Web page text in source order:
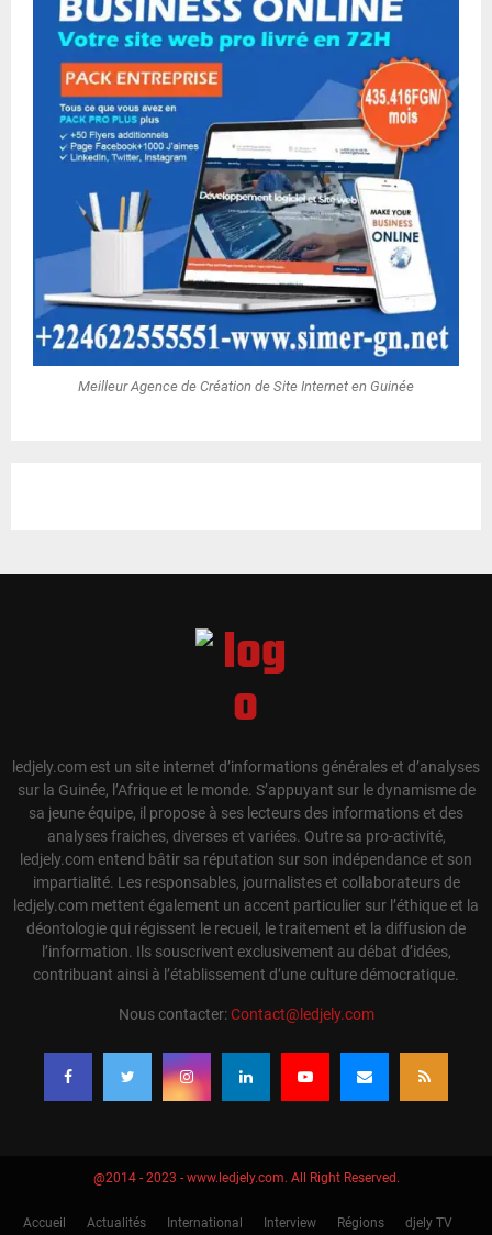
Meilleur Agence de Création de Site Internet en Guinée
ledjely.com est un site internet d’informations générales et d’analyses
sur la Guinée, l’Afrique et le monde. S’appuyant sur le dynamisme de
sa jeune équipe, il propose à ses lecteurs des informations et des
analyses fraiches, diverses et variées. Outre sa pro-activité,
ledjely.com entend bâtir sa réputation sur son indépendance et son
impartialité. Les responsables, journalistes et collaborateurs de
ledjely.com mettent également un accent particulier sur l’éthique et la
déontologie qui régissent le recueil, le traitement et la diffusion de
l’information. Ils souscrivent exclusivement au débat d’idées,
contribuant ainsi à l’établissement d’une culture démocratique.
Nous contacter:Contact@ledjely.com
@2014 - 2023 - www.ledjely.com. All Right Reserved.
Accueil Actualités International Interview Régions djely TV